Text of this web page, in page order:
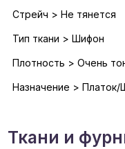
Стрейч > Не тянется
Тип ткани > Шифон
Плотность > Очень
Назначение >
Ткани и